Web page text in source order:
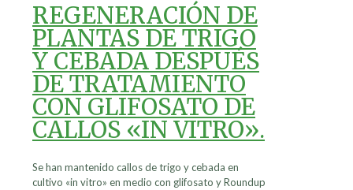
REGENERACIÓN DE
PLANTAS DE TRIGO
Y CEBADA DESPUÉS
DE TRATAMIENTO
CON GLIFOSATO DE
CALLOS «IN VITRO».
Se han mantenido callos de trigo y cebada en
cultivo «in vitro» en medio con glifosato y Roundup